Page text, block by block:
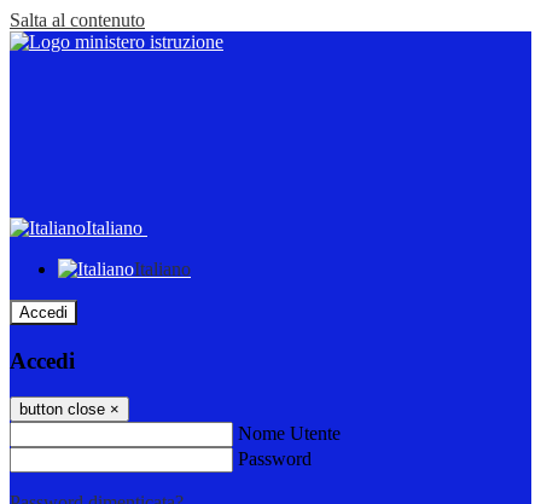
Salta al contenuto
Italiano
Italiano
Accedi
Accedi
button close ×
Nome Utente
Password